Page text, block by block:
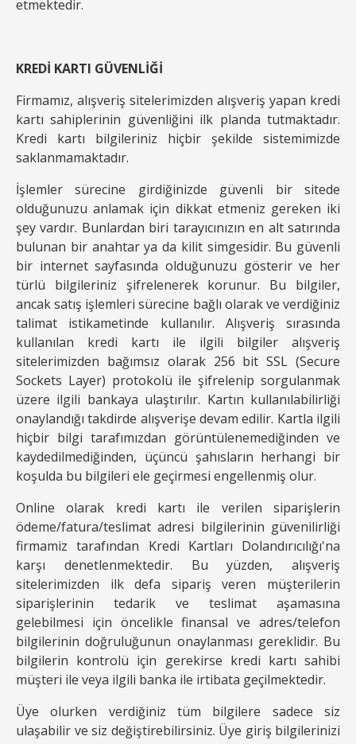
etmektedir.
KREDİ KARTI GÜVENLİĞİ
Firmamız, alışveriş sitelerimizden alışveriş yapan kredi
kartı sahiplerinin güvenliğini ilk planda tutmaktadır.
Kredi kartı bilgileriniz hiçbir şekilde sistemimizde
saklanmamaktadır.
İşlemler sürecine girdiğinizde güvenli bir sitede
olduğunuzu anlamak için dikkat etmeniz gereken iki
şey vardır. Bunlardan biri tarayıcınızın en alt satırında
bulunan bir anahtar ya da kilit simgesidir. Bu güvenli
bir internet sayfasında olduğunuzu gösterir ve her
türlü bilgileriniz şifrelenerek korunur. Bu bilgiler,
ancak satış işlemleri sürecine bağlı olarak ve verdiğiniz
talimat istikametinde kullanılır. Alışveriş sırasında
kullanılan kredi kartı ile ilgili bilgiler alışveriş
sitelerimizden bağımsız olarak 256 bit SSL (Secure
Sockets Layer) protokolü ile şifrelenip sorgulanmak
üzere ilgili bankaya ulaştırılır. Kartın kullanılabilirliği
onaylandığı takdirde alışverişe devam edilir. Kartla ilgili
hiçbir bilgi tarafımızdan görüntülenemediğinden ve
kaydedilmediğinden, üçüncü şahısların herhangi bir
koşulda bu bilgileri ele geçirmesi engellenmiş olur.
Online olarak kredi kartı ile verilen siparişlerin
ödeme/fatura/teslimat adresi bilgilerinin güvenilirliği
firmamiz tarafından Kredi Kartları Dolandırıcılığı'na
karşı denetlenmektedir. Bu yüzden, alışveriş
sitelerimizden ilk defa sipariş veren müşterilerin
siparişlerinin tedarik ve teslimat aşamasına
gelebilmesi için öncelikle finansal ve adres/telefon
bilgilerinin doğruluğunun onaylanması gereklidir. Bu
bilgilerin kontrolü için gerekirse kredi kartı sahibi
müşteri ile veya ilgili banka ile irtibata geçilmektedir.
Üye olurken verdiğiniz tüm bilgilere sadece siz
ulaşabilir ve siz değiştirebilirsiniz. Üye giriş bilgilerinizi